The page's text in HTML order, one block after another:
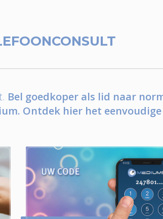
Bel goedkoper als lid naar
Ontdek hier het